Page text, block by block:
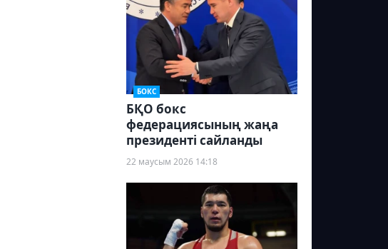
БОКС
БҚО бокс
федерациясының жаңа
президенті сайланды
22 маусым 2026 14:18